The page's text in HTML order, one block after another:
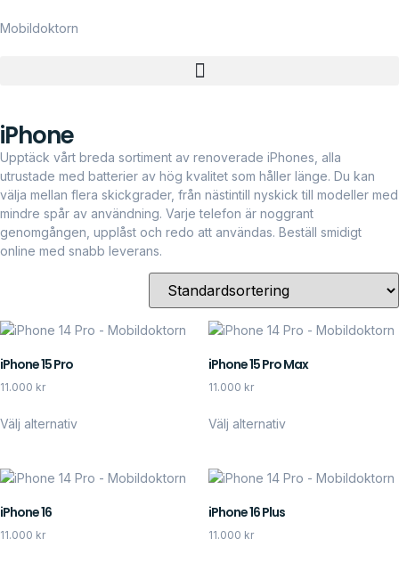
Mobildoktorn
iPhone
Upptäck vårt breda sortiment av renoverade iPhones, alla
utrustade med batterier av hög kvalitet som håller länge. Du kan
välja mellan flera skickgrader, från nästintill nyskick till modeller med
mindre spår av användning. Varje telefon är noggrant
genomgången, upplåst och redo att användas. Beställ smidigt
online med snabb leverans.
iPhone 15 Pro
11.000 kr
Välj alternativ
iPhone 15 Pro Max
11.000 kr
Välj alternativ
iPhone 16
11.000 kr
iPhone 16 Plus
11.000 kr